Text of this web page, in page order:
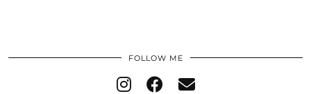
FOLLOW ME